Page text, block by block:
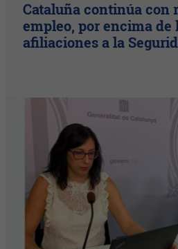
Cataluña continúa con
empleo, por encima de
afiliaciones a la